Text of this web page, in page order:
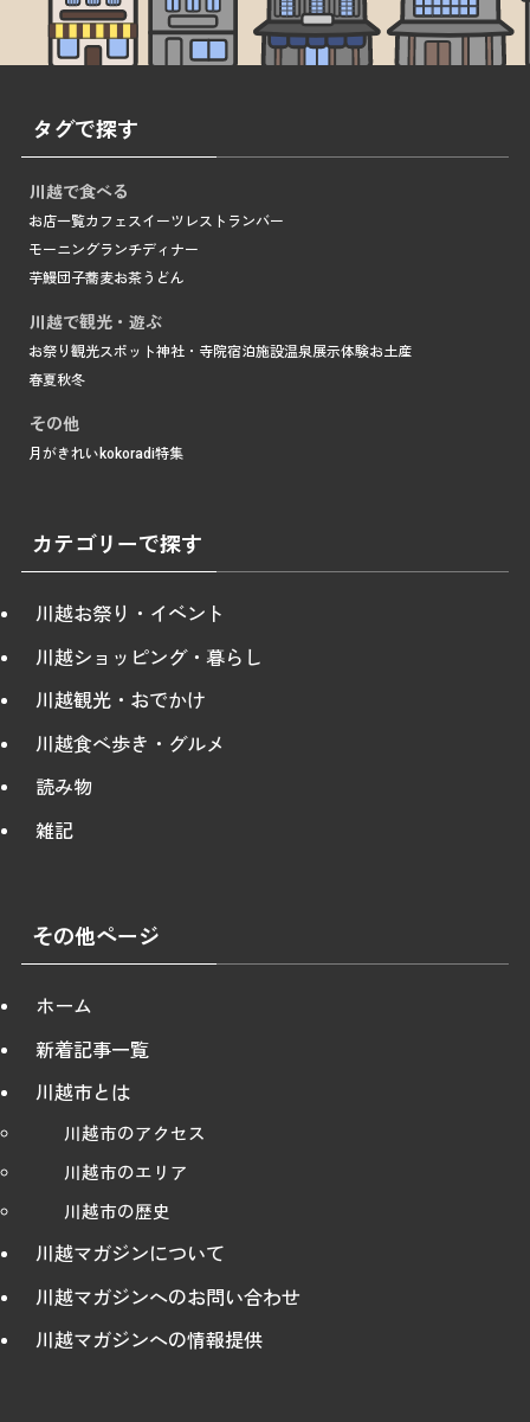
タグで探す
川越で食べる
お店一覧カフェ スイーツ レストランバー
モーニングランチディナー
芋鰻団子蕎麦お茶うどん
川越で観光・遊ぶ
お祭り 観光スポット神社・寺院宿泊施設温泉展示体験お土産
春夏秋冬
その他
月がきれい kokoradi特集
カテゴリーで探す
川越お祭り・イベント
川越ショッピング・暮らし
川越観光・おでかけ
川越食べ歩き・グルメ
読み物
雑記
その他ページ
ホーム
新着記事一覧
川越市とは
川越市のアクセス
川越市のエリア
川越市の歴史
川越マガジンについて
川越マガジンへのお問い合わせ
川越マガジンへの情報提供